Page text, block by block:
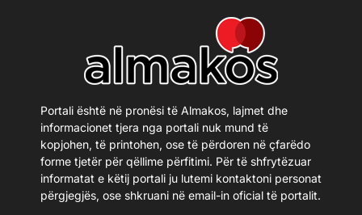
Portali është në pronësi të Almakos, lajmet dhe
informacionet tjera nga portali nuk mund të
kopjohen, të printohen, ose të përdoren në çfarëdo
forme tjetër për qëllime përfitimi. Për të shfrytëzuar
informatat e këtij portali ju lutemi kontaktoni personat
përgjegjës, ose shkruani në email-in oficial të portalit.